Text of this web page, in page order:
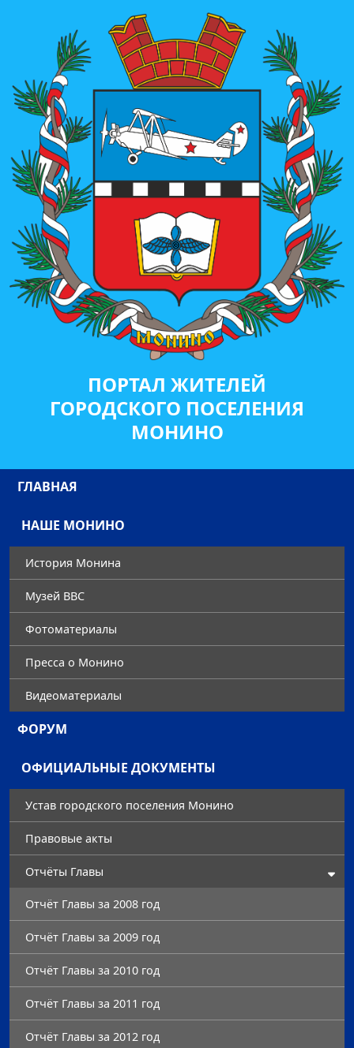
ПОРТАЛ ЖИТЕЛЕЙ
ГОРОДСКОГО ПОСЕЛЕНИЯ
МОНИНО
ГЛАВНАЯ
НАШЕ МОНИНО
История Монина
Музей ВВС
Фотоматериалы
Преccа о Монино
Видеоматериалы
ФОРУМ
ОФИЦИАЛЬНЫЕ ДОКУМЕНТЫ
Устав городского поселения Монино
Правовые акты
Отчёты Главы
Отчёт Главы за 2008 год
Отчёт Главы за 2009 год
Отчёт Главы за 2010 год
Отчёт Главы за 2011 год
Отчёт Главы за 2012 год